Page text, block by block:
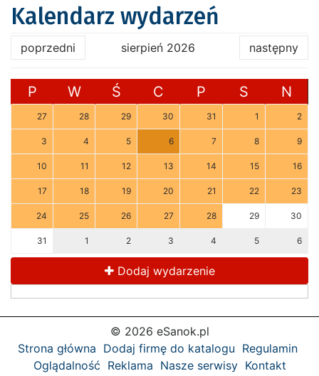
Kalendarz wydarzeń
poprzedni sierpień 2026 następny
P W Ś C P S N
27 28 29 30 31 1 2
3 4 5 6 7 8 9
10 11 12 13 14 15 16
17 18 19 20 21 22 23
24 25 26 27 28 29 30
31 1 2 3 4 5 6
Dodaj wydarzenie
© 2026 eSanok.pl
Strona główna Dodaj firmę do katalogu Regulamin
Oglądalność Reklama Nasze serwisy Kontakt